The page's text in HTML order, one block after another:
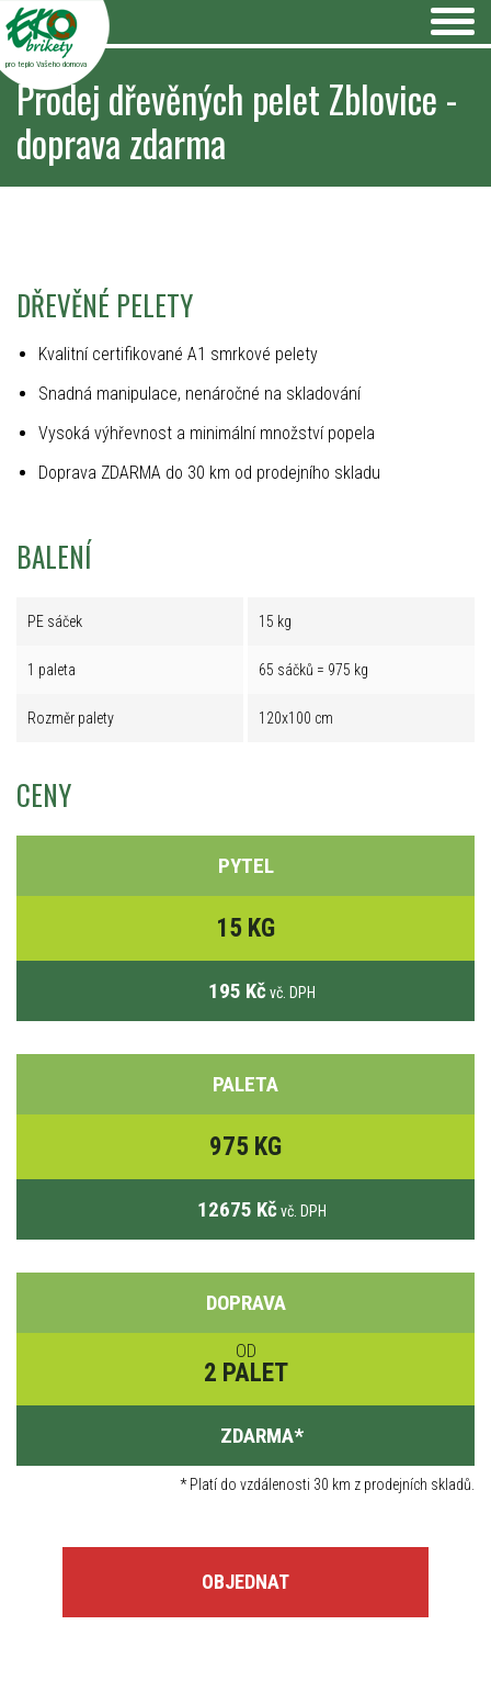
pro teplo Vašeho domova
Prodej dřevěných pelet Zblovice -
doprava zdarma
DŘEVĚNÉ PELETY
Kvalitní certifikované A1 smrkové pelety
Snadná manipulace, nenáročné na skladování
Vysoká výhřevnost a minimální množství popela
Doprava ZDARMA do 30 km od prodejního skladu
BALENÍ
PE sáček 15 kg
1 paleta 65 sáčků = 975 kg
Rozměr palety 120x100 cm
CENY
PYTEL
15 KG
195 Kč vč. DPH
PALETA
975 KG
12675 Kč vč. DPH
DOPRAVA
OD
2 PALET
ZDARMA*
*Platí do vzdálenosti 30 km z prodejních skladů.
OBJEDNAT